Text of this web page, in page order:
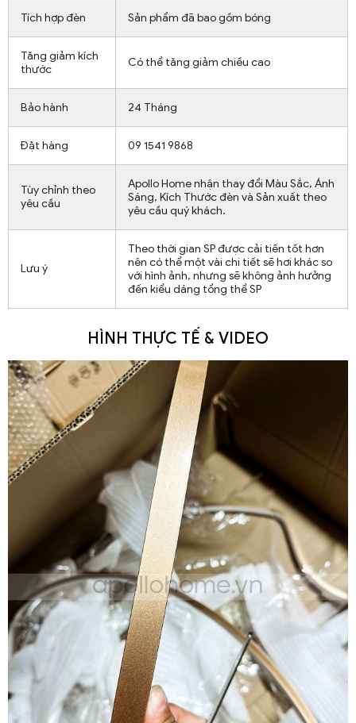
Tích hợp đèn Sản phẩm đã bao gồm bóng
Tăng giảm kích
thước
Có thể tăng giảm chiều cao
Bảo hành 24 Tháng
Đặt hàng 09 1541 9868
Tùy chỉnh theo
yêu cầu
Apollo Home nhận thay đổi Màu Sắc, Ánh
Sáng, Kích Thước đèn và Sản xuất theo
yêu cầu quý khách.
Lưu ý
Theo thời gian SP được cải tiến tốt hơn
nên có thể một vài chi tiết sẽ hơi khác so
với hình ảnh, nhưng sẽ không ảnh hưởng
đến kiểu dáng tổng thể SP
HÌNH THỰC TẾ & VIDEO